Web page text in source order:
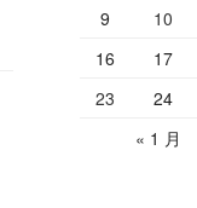
9
10
16
17
23
24
« 1 月